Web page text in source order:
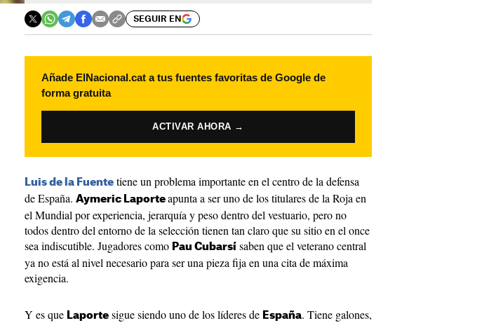
SEGUIR EN
Añade ElNacional.cat a tus fuentes favoritas de Google de
forma gratuita
ACTIVAR AHORA →
Luis de la Fuente tiene un problema importante en el centro de la defensa
de España. Aymeric Laporte apunta a ser uno de los titulares de la Roja en
el Mundial por experiencia, jerarquía y peso dentro del vestuario, pero no
todos dentro del entorno de la selección tienen tan claro que su sitio en el once
sea indiscutible. Jugadores como Pau Cubarsí saben que el veterano central
ya no está al nivel necesario para ser una pieza fija en una cita de máxima
exigencia.
Y es que Laporte sigue siendo uno de los líderes de España. Tiene galones,